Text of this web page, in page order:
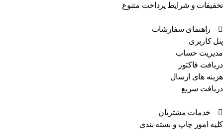
و شرایط پرداخت متنوع
راهنمای سفارشات
کاربری
حساب
فاکتور
های ارسال
سریع
خدمات مشتریان
امور چاپ و بسته بندی